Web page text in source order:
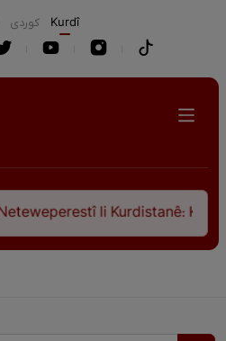
كوردی Kurdî
li Kurdistanê: